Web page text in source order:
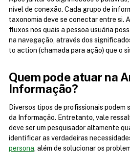
nível de conexão. Cada grupo de
taxonomia deve se conectar entre si.
fluxos nos quais a pessoa usuária
na navegação, através dos
to action (chamada para ação) que o
Quem pode atuar na
Informação?
Diversos tipos de profissionais podem
da Informação. Entretanto, vale
deve ser um pesquisador altamente
persona, além de solucionar os